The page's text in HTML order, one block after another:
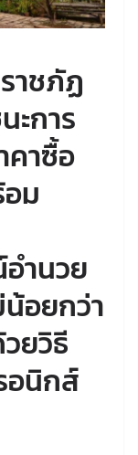
าชภัฏ
ะการ
คาซื้อ
ม
ำนวย
อยกว่า
ยวิธี
อนิกส์